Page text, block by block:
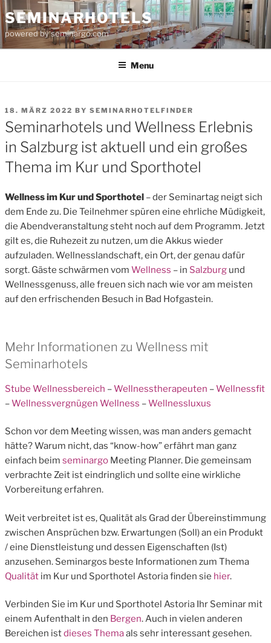
Skip
to
content
SEMINARHOTELS
powered by seminargo.com
Menu
POSTED
ON
18. MÄRZ 2022 BY SEMINARHOTELFINDER
Seminarhotels und Wellness Erlebnis
in Salzburg ist aktuell und ein großes
Thema im Kur und Sporthotel
Wellness im Kur und Sporthotel – der Seminartag neigt sich
dem Ende zu. Die Teilnehmer spüren eine ehrliche Müdigkeit,
die Abendveranstaltung steht noch auf dem Programm. Jetzt
gilt es, die Ruhezeit zu nutzen, um die Akkus wieder
aufzuladen. Wellnesslandschaft, ein Ort, der genau dafür
sorgt. Gäste schwärmen vom Wellness – in Salzburg und
Wellnessgenuss, alle freuen sich nach wie vor am meisten
auf den erfrischenden Besuch in Bad Hofgastein.
Mehr Informationen zu Wellness mit
Seminarhotels
Stube Wellnessbereich –Wellnesstherapeuten –Wellnessfit
–Wellnessvergnügen Wellness –Wellnessluxus
Schon vor dem Meeting wissen, was man anders gemacht
hätte? Warum nicht, das “know-how” erfährt man ganz
einfach beim seminargo Meeting Planner. Die gemeinsam
verbrachte Zeit ist eindringlich und sollte eine wirkliche
Vorbereitung erfahren.
Weit verbreitet ist es, Qualität als Grad der Übereinstimmung
zwischen Ansprüchen bzw. Erwartungen (Soll) an ein Produkt
/ eine Dienstleistung und dessen Eigenschaften (Ist)
anzusehen. Seminargos beste Informationen zum Thema
Qualität im Kur und Sporthotel Astoria finden sie hier.
Verbinden Sie im Kur und Sporthotel Astoria Ihr Seminar mit
einem Aufenthalt in den Bergen. Auch in vielen anderen
Bereichen istdieses Themaals sehr interessant gesehen.